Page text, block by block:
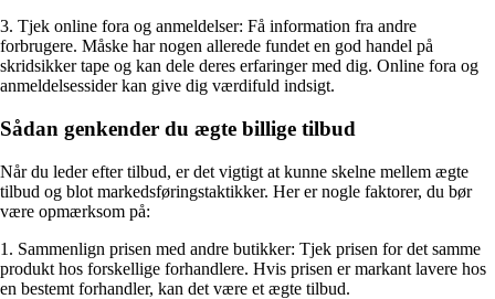
3. Tjek online fora og anmeldelser: Få information fra andre
forbrugere. Måske har nogen allerede fundet en god handel på
skridsikker tape og kan dele deres erfaringer med dig. Online fora og
anmeldelsessider kan give dig værdifuld indsigt.
Sådan genkender du ægte billige tilbud
Når du leder efter tilbud, er det vigtigt at kunne skelne mellem ægte
tilbud og blot markedsføringstaktikker. Her er nogle faktorer, du bør
være opmærksom på:
1. Sammenlign prisen med andre butikker: Tjek prisen for det samme
produkt hos forskellige forhandlere. Hvis prisen er markant lavere hos
en bestemt forhandler, kan det være et ægte tilbud.